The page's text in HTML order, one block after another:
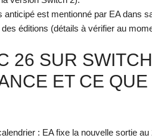
anticipé est mentionné par EA dans
éditions (détails à vérifier au
26 SUR
ET CE QUE
: EA fixe la nouvelle sortie